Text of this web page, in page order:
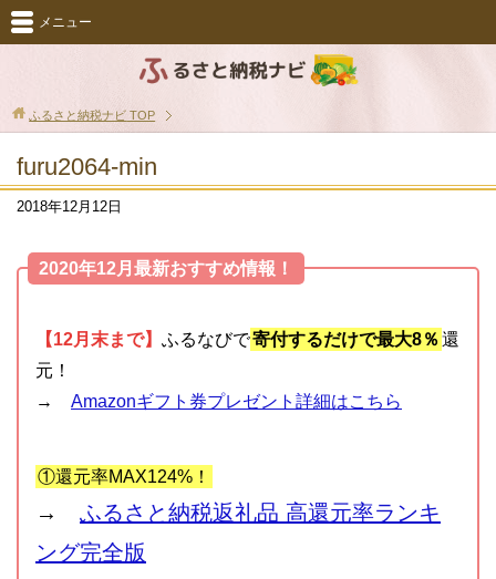
メニュー
ふるさと納税ナビ TOP
furu2064-min
2018年12月12日
2020年12月最新おすすめ情報！
【12月末まで】 ふるなびで寄付するだけで最大8％ 還
元！
→ Amazonギフト券プレゼント詳細はこちら
①還元率MAX124%！
→ ふるさと納税返礼品 高還元率ランキ
ング完全版